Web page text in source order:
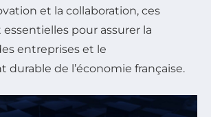
et la collaboration, ces
pour assurer la
entreprises et le
durable de l’économie française.